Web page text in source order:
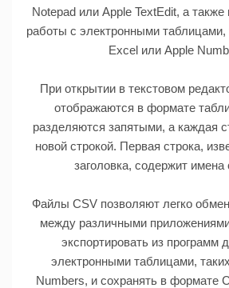
Notepad или Apple TextEdit, а
работы с электронными таблицами,
Excel или Apple
При открытии в текстовом
отображаются в формате
разделяются запятыми, а каждая
новой строкой. Первая строка,
заголовка, содержит имена
Файлы CSV позволяют легко
между различными
экспортировать из программ
электронными таблицами,
Numbers, и сохранять в формате